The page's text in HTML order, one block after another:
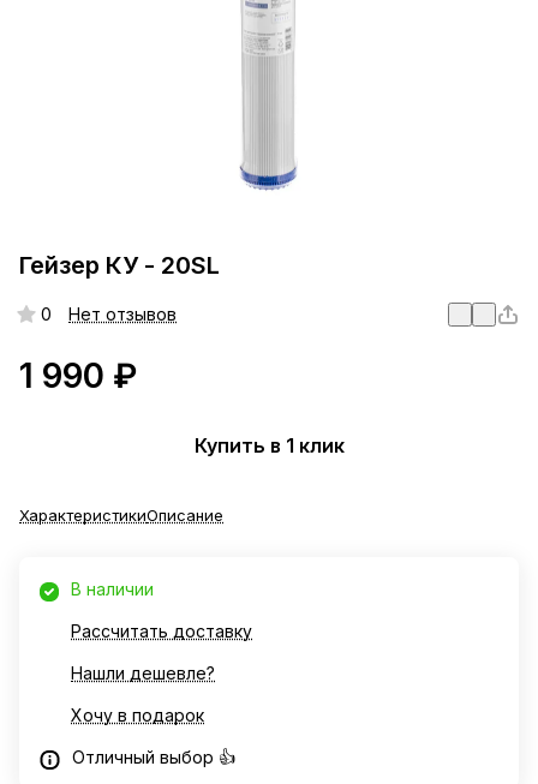
Гейзер КУ - 20SL
0 Нет отзывов
1 990 ₽
Купить в 1 клик
ХарактеристикиОписание
В наличии
Рассчитать доставку
Нашли дешевле?
Хочу в подарок
Отличный выбор 👍